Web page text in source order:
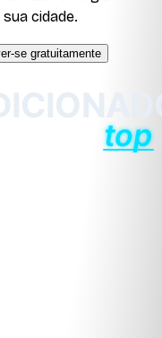
cidade.
se gratuitamente